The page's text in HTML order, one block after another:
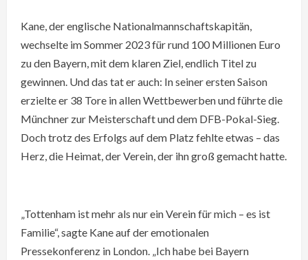
Kane, der englische Nationalmannschaftskapitän,
wechselte im Sommer 2023 für rund 100 Millionen Euro
zu den Bayern, mit dem klaren Ziel, endlich Titel zu
gewinnen. Und das tat er auch: In seiner ersten Saison
erzielte er 38 Tore in allen Wettbewerben und führte die
Münchner zur Meisterschaft und dem DFB-Pokal-Sieg.
Doch trotz des Erfolgs auf dem Platz fehlte etwas – das
Herz, die Heimat, der Verein, der ihn groß gemacht hatte.
„Tottenham ist mehr als nur ein Verein für mich – es ist
Familie“, sagte Kane auf der emotionalen
Pressekonferenz in London. „Ich habe bei Bayern